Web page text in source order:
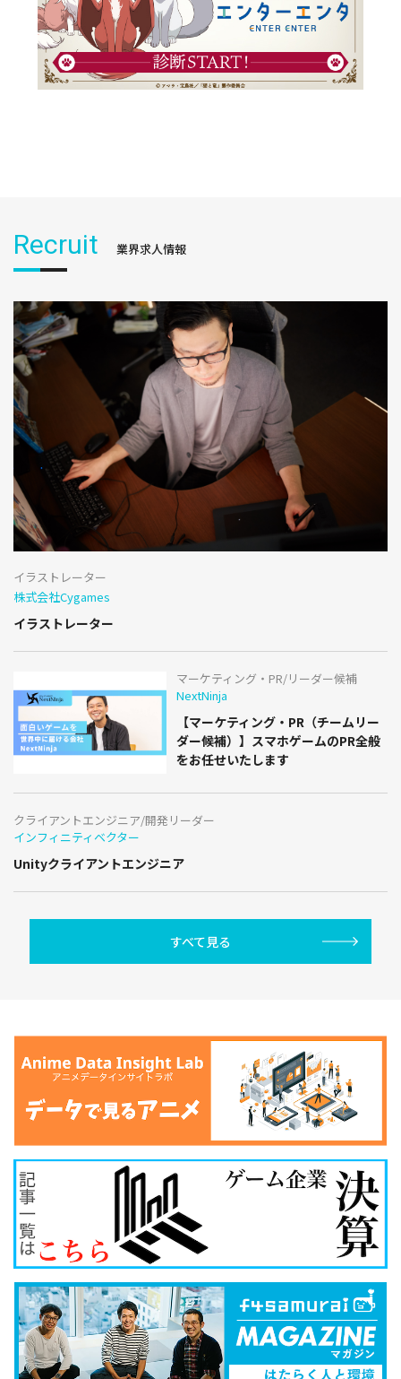
Recruit 業界求人情報
イラストレーター
株式会社Cygames
イラストレーター
マーケティング・PR/リーダー候補
NextNinja
【マーケティング・PR（チームリー
ダー候補）】スマホゲームのPR全般
をお任せいたします
クライアントエンジニア/開発リーダー
インフィニティベクター
Unityクライアントエンジニア
すべて見る